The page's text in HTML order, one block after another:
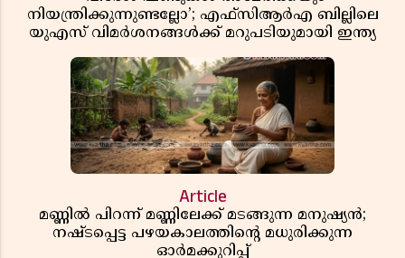
നിയന്ത്രിക്കുന്നുണ്ടല്ലോ’; എഫ്സിആർഎ ബില്ലിലെ
യുഎസ് വിമർശനങ്ങൾക്ക് മറുപടിയുമായി ഇന്ത്യ
Article
മണ്ണിൽ പിറന്ന് മണ്ണിലേക്ക് മടങ്ങുന്ന മനുഷ്യൻ;
നഷ്ടപ്പെട്ട പഴയകാലത്തിൻ്റെ മധുരിക്കുന്ന
ഓർമക്കുറിപ്പ്